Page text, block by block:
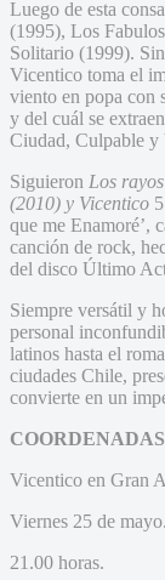
Luego de esta
(1995), Los
Solitario (1999).
Vicentico toma el
viento en popa con
y del cuál se
Ciudad, Culpable y
Siguieron Los rayos
(2010) y Vicentico
que me Enamoré’,
canción de rock,
del disco Último
Siempre versátil y
personal
latinos hasta el
ciudades Chile,
convierte en un
Vicentico en Gran
Viernes 25 de mayo.
21.00 horas.